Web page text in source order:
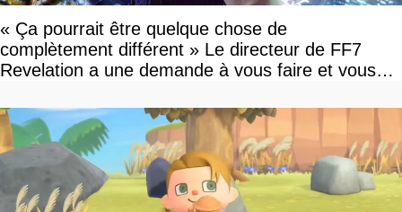
« Ça pourrait être quelque chose de
complètement différent » Le directeur de FF7
Revelation a une demande à vous faire et vous